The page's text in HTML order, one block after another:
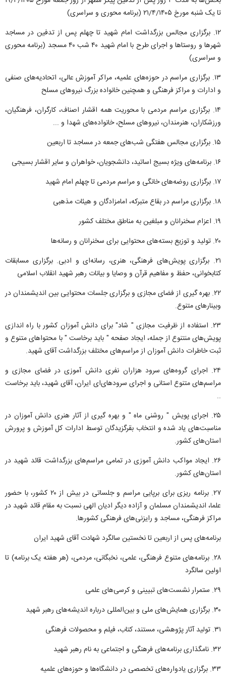
تا یک شنبه مورخ ۲۱/۴/۱۴۰۵ (برنامه محوری و سراسری)
۱۲. برگزاری مجالس بزرگداشت امام شهید تا چهلم پس از تدفین در مساجد
شهر‌ها و روستا‌ها و اجرای طرح با امام شهید ۴۰ شب ۴۰ مسجد (برنامه محوری
و سراسری)
۱۳. برگزاری مراسم در حوزه‌های علمیه، مراکر آموزش عالی، اتحادیه‌های صنفی
و ادارات و مراکز فرهنگی و همچنین خانواده بزرگ نیرو‌های مسلح
۱۴. برگزاری مراسم مردمی با محوریت همه اقشار اصناف، کارگران، فرهنگیان،
ورزشکاران، هنرمندان، نیرو‌های مسلح، خانواده‌های شهدا و ...
۱۵. برگزاری مجالس هفتگی شب‌های جمعه در مساجد تا اربعین
۱۶. برنامه‌های ویژه بسیج اساتید، دانشجویان، خواهران و سایر اقشار بسیجی
۱۷. برگزاری روضه‌های خانگی و مراسم مردمی تا چهلم امام شهید
۱۸. برگزاری مراسم در بقاع متبرکه، امامزادگان و هیئات مذهبی
۱۹. اعزام سخنرانان و مبلغین به مناطق مختلف کشور
۲۰. تولید و توزیع بسته‌های محتوایی برای سخنرانان و رسانه‌ها
۲۱. برگزاری پویش‌های فرهنگی، هنری، رسانه‌ای و ادبی. برگزاری مسابقات
کتابخوانی، حفظ و مفاهیم قرآن و وصایا و بیانات رهبر شهید انقلاب اسلامی
۲۲. بهره گیری از فضای مجازی و برگزاری جلسات محتوایی بین اندیشمندان در
وبینار‌های متنوع.
۲۳. استفاده از ظرفیت مجازی " شاد" برای دانش آموزان کشور با راه اندازی
پویش‌های منتنوع از جمله، ایجاد صفحه " باید برخاست " با محتوا‌های متنوع و
ثبت خاطرات دانش آموزان از مراسم‌های مختلف بزرگداشت آقای شهید.
۲۴. اجرای گروه‌های سرود هزاران نفری دانش آموزی در فضای مجازی و
مراسم‌های متنوع استانی و اجرای سرود‌های‌ای ایران، آقای شهید، باید برخاست
..
۲۵. اجرای پویش " روشنی ماه " و بهره گیری از آثار هنری دانش آموزان در
مناسبت‌های یاد شده و انتخاب بقرگزیدگان توسط ادارات کل آموزش و پرورش
استان‌های کشور.
۲۶. ایجاد مواکب دانش آموزی در تمامی مراسم‌های بزرگداشت قائد شهید در
استان‌های کشور.
۲۷. برنامه ریزی برای برپایی مراسم و جلساتی در بیش از ۲۰ کشور، با حضور
علما، اندیشمندان مسلمان و آزاده دیگر ادیان الهی نسبت به مقام قائد شهید در
مراکز فرهنگی، مساجد و رایزنی‌های فرهنگی کشورها.
برنامه‌های پس از اربعین تا نخستین سالگرد شهادت آقای شهید ایران
۲۸. برنامه‌های متنوع فرهنگی، علمی، نخبگانی، مردمی، (هر هفته یک برنامه) تا
اولین سالگرد
۲۹. ستمرار نشست‌های تبیینی و کرسی‌های علمی
۳۰. برگزاری همایش‌های ملی و بین‌المللی درباره اندیشه‌های رهبر شهید
۳۱. تولید آثار پژوهشی، مستند، کتاب، فیلم و محصولات فرهنگی
۳۲. نامگذاری برنامه‌های فرهنگی و اجتماعی به نام رهبر شهید
۳۳. برگزاری یادواره‌های تخصصی در دانشگاه‌ها و حوزه‌های علمیه